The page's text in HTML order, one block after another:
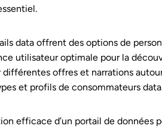
data offrent des options de
utilisateur optimale pour la
différentes offres et narrations
et profils de consommateurs
efficace d’un portail de données